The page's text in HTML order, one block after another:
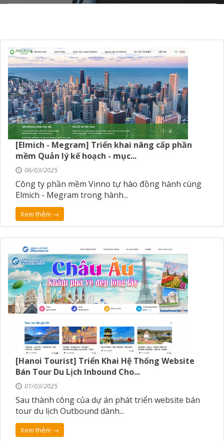
[Elmich - Megram] Triển khai nâng cấp phần
mềm Quản lý kế hoạch - mục...
06/03/2025
Công ty phần mềm Vinno tự hào đồng hành cùng
Elmich - Megram trong hành...
Xem thêm →
[Hanoi Tourist] Triển Khai Hệ Thống Website
Bán Tour Du Lịch Inbound Cho...
01/03/2025
Sau thành công của dự án phát triển website bán
tour du lịch Outbound dành...
Xem thêm →